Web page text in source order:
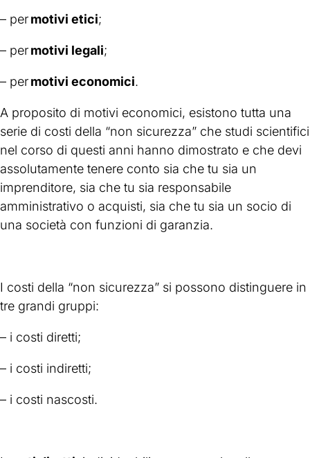
– permotivi etici;
– permotivi legali;
– permotivi economici.
A proposito di motivi economici, esistono tutta una
serie di costi della “non sicurezza” che studi scientifici
nel corso di questi anni hanno dimostrato e che devi
assolutamente tenere conto sia che tu sia un
imprenditore, sia che tu sia responsabile
amministrativo o acquisti, sia che tu sia un socio di
una società con funzioni di garanzia.
I costi della “non sicurezza” si possono distinguere in
tre grandi gruppi:
– i costi diretti;
– i costi indiretti;
– i costi nascosti.